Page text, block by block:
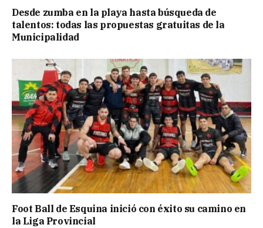
Desde zumba en la playa hasta búsqueda de
talentos: todas las propuestas gratuitas de la
Municipalidad
Foot Ball de Esquina inició con éxito su camino en
la Liga Provincial